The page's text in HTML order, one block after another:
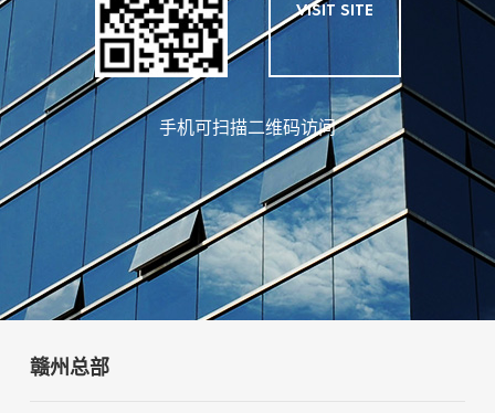
VISIT SITE
手机可扫描二维码访问
赣州总部